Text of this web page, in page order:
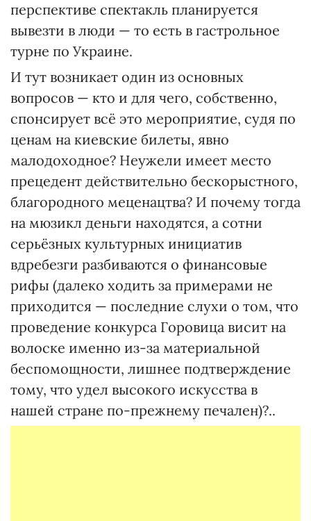
перспективе спектакль планируется
вывезти в люди — то есть в гастрольное
турне по Украине.
И тут возникает один из основных
вопросов — кто и для чего, собственно,
спонсирует всё это мероприятие, судя по
ценам на киевские билеты, явно
малодоходное? Неужели имеет место
прецедент действительно бескорыстного,
благородного меценацтва? И почему тогда
на мюзикл деньги находятся, а сотни
серьёзных культурных инициатив
вдребезги разбиваются о финансовые
рифы (далеко ходить за примерами не
приходится — последние слухи о том, что
проведение конкурса Горовица висит на
волоске именно из-за материальной
беспомощности, лишнее подтверждение
тому, что удел высокого искусства в
нашей стране по-прежнему печален)?..